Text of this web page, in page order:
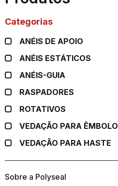
Categorias
ANÉIS DE APOIO
ANÉIS ESTÁTICOS
ANÉIS-GUIA
RASPADORES
ROTATIVOS
VEDAÇÃO PARA ÊMBOLO
VEDAÇÃO PARA HASTE
Sobre a Polyseal